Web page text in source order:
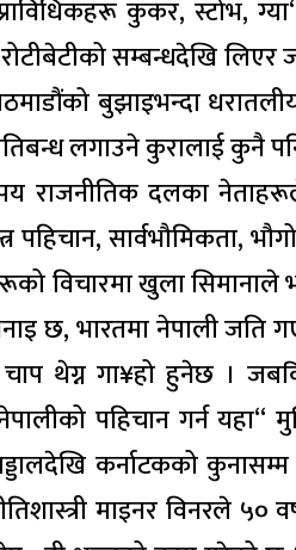
कुकर, स्टोभ,
सम्बन्धदेखि
बुझाइभन्दा
लगाउने कुरालाई कुनै
राजनीतिक दलका
पहिचान, सार्वभौमिकता,
विचारमा खुला
छ, भारतमा नेपाली जति
थेग्न गा¥हो हुनेछ ।
पहिचान गर्न यहा“
कर्नाटकको
माइनर विनरले